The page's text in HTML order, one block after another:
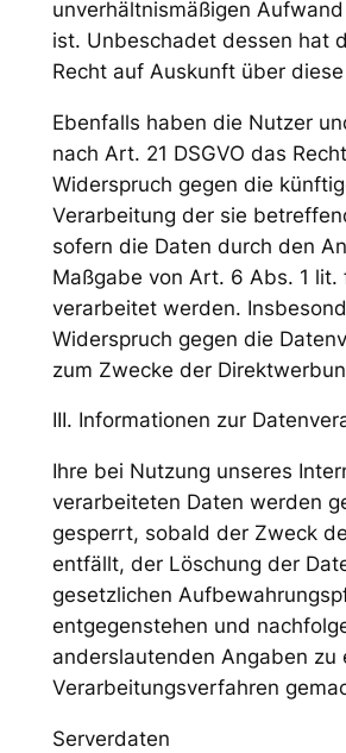
unverhältnismäßigen
ist. Unbeschadet dessen hat
Recht auf Auskunft über
Ebenfalls haben die Nutzer
nach Art. 21 DSGVO das
Widerspruch gegen die
Verarbeitung der sie
sofern die Daten durch den
Maßgabe von Art. 6 Abs. 1 lit.
verarbeitet werden.
Widerspruch gegen die
zum Zwecke der
III. Informationen zur
Ihre bei Nutzung unseres
verarbeiteten Daten werden
gesperrt, sobald der Zweck
entfällt, der Löschung der
gesetzlichen
entgegenstehen und
anderslautenden Angaben zu
Verarbeitungsverfahren
Serverdaten